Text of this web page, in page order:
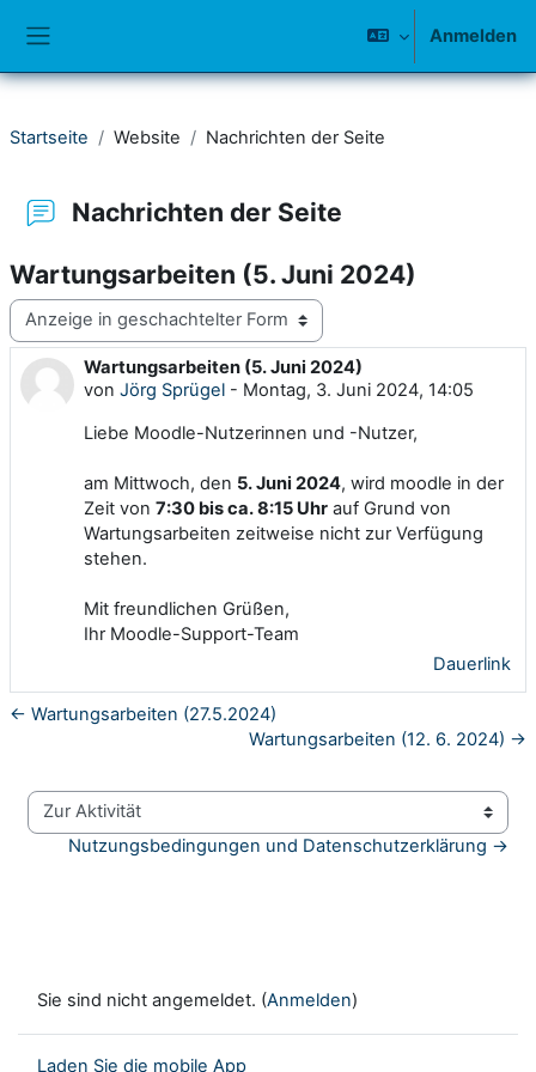
Anmelden
Startseite Website Nachrichten der Seite
Nachrichten der Seite
Wartungsarbeiten (5. Juni 2024)
Anzeigemodus
Wartungsarbeiten (5. Juni 2024)
von Jörg Sprügel - Montag, 3. Juni 2024, 14:05
Anzahl Antworten: 0
Liebe Moodle-Nutzerinnen und -Nutzer,
am Mittwoch, den 5. Juni 2024, wird moodle in der
Zeit von 7:30 bis ca. 8:15 Uhr auf Grund von
Wartungsarbeiten zeitweise nicht zur Verfügung
stehen.
Mit freundlichen Grüßen,
Ihr Moodle-Support-Team
Dauerlink
← Wartungsarbeiten (27.5.2024)
Wartungsarbeiten (12. 6. 2024) →
Zur Aktivität
Nutzungsbedingungen und Datenschutzerklärung →
Sie sind nicht angemeldet. (Anmelden)
Laden Sie die mobile App